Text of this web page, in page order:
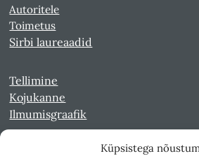
Küpsistega
Autoritele
Toimetus
Sirbi laureaadid
Tellimine
Kojukanne
Ilmumisgraafik